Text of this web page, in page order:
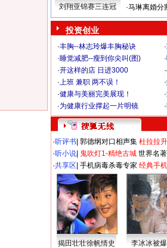
刘翔亚锦赛三连冠
·马琳离婚分
投资创业
·丰胸--林志玲爆丰胸秘诀 ·
·睡觉减肥--瘦到你尖叫(图) ·
·开这样的店 日进3000 ·
·上班 兼职 两不误！ ·
·健康与美丽完美展现！ ·
·为健康行业撑起一片明镜 ·
·听评书 郭德纲对口相声集 杜拉拉
·听小说 鬼吹灯1-精绝古城 世界名著
·共享区 手机病毒杀毒专家 经典手
揭田壮壮徐帆情史 李冰冰被